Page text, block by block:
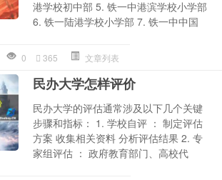
港学校初中部 5. 铁一中港滨学校小学部
6. 铁一陆港学校小学部 7. 铁一中中国
0 365 文章列表
民办大学怎样评价
民办大学的评估通常涉及以下几个关键
步骤和指标： 1. 学校自评 ： 制定评估
方案 收集相关资料 分析评估结果 2. 专
家组评估 ： 政府教育部门、高校代